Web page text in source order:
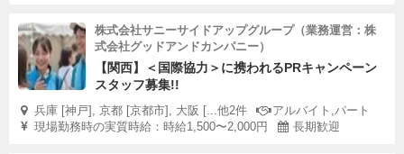
株式会社サニーサイドアップグループ（業務運営：株
式会社グッドアンドカンパニー）
【関西】＜国際協力＞に携われるPRキャンペーン
スタッフ募集!!
兵庫 [神戸], 京都 [京都市], 大阪 [...他2件
アルバイト,パート
現場勤務時の実質時給：時給1,500〜2,000円
長期歓迎